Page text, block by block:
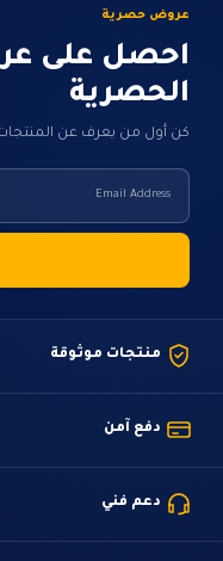
عروض حصرية
احصل على
الحصرية
كن أول من يعرف عن
منتجات موثوقة
دفع آمن
دعم فني